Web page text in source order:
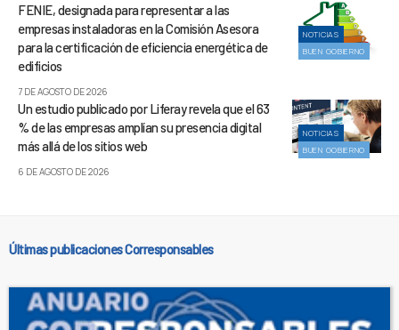
NOTICIAS
BUEN GOBIERNO
FENIE, designada para representar a las
empresas instaladoras en la Comisión Asesora
para la certificación de eficiencia energética de
edificios
7 DE AGOSTO DE 2026
NOTICIAS
BUEN GOBIERNO
Un estudio publicado por Liferay revela que el 63
% de las empresas amplían su presencia digital
más allá de los sitios web
6 DE AGOSTO DE 2026
Últimas publicaciones Corresponsables